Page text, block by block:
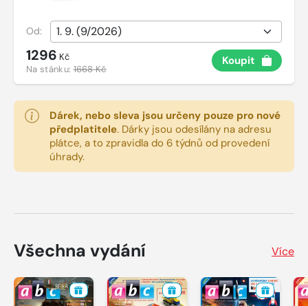
Od:
1296 Kč
Na stánku:1668 Kč
Koupit
Dárek, nebo sleva jsou určeny pouze pro nové
předplatitele. Dárky jsou odesílány na adresu
plátce, a to zpravidla do 6 týdnů od provedení
úhrady.
Všechna vydání Více